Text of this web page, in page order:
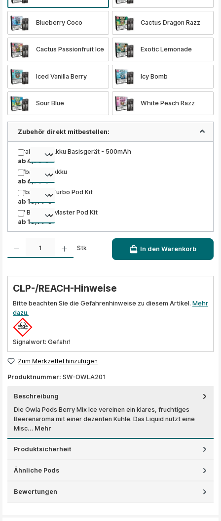
Blueberry Coco Cactus Dragon Razz
Cactus Passionfruit Ice Exotic Lemonade
Iced Vanilla Berry Icy Bomb
Sour Blue White Peach Razz
Zubehör direkt mitbestellen:
Grabit Nex Akku Basisgerät - 500mAh
ab 4,90 €
Elfbar ELFA Akku
ab 6,90 €
Elfbar ELFA Turbo Pod Kit
ab 10,99 €
Elf Bar ELFA Master Pod Kit
ab 10,99 €
Produkt Anzahl: Gib den gewünschten Wert ein oder benutze die Schaltflächen um die
Stk In den Warenkorb
CLP-/REACH-Hinweise
Bitte beachten Sie die Gefahrenhinweise zu diesem Artikel. Mehr
dazu.
Signalwort: Gefahr!
Zum Merkzettel hinzufügen
Produktnummer: SW-OWLA201
Beschreibung
Die Owla Pods Berry Mix Ice vereinen ein klares, fruchtiges
Beerenaroma mit einer dezenten Kühle. Das Liquid nutzt eine
Misc… Mehr
Produktsicherheit
Ähnliche Pods
Bewertungen